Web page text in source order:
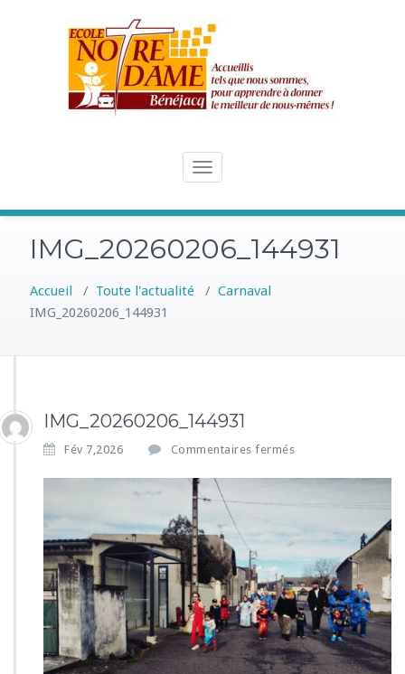
Toggle
IMG_20260206_144931
Accueil / Toute l'actualité / Carnaval
IMG_20260206_144931
IMG_20260206_144931
Fév 7,2026 Commentaires fermés
r
_
2
0
2
6
0
2